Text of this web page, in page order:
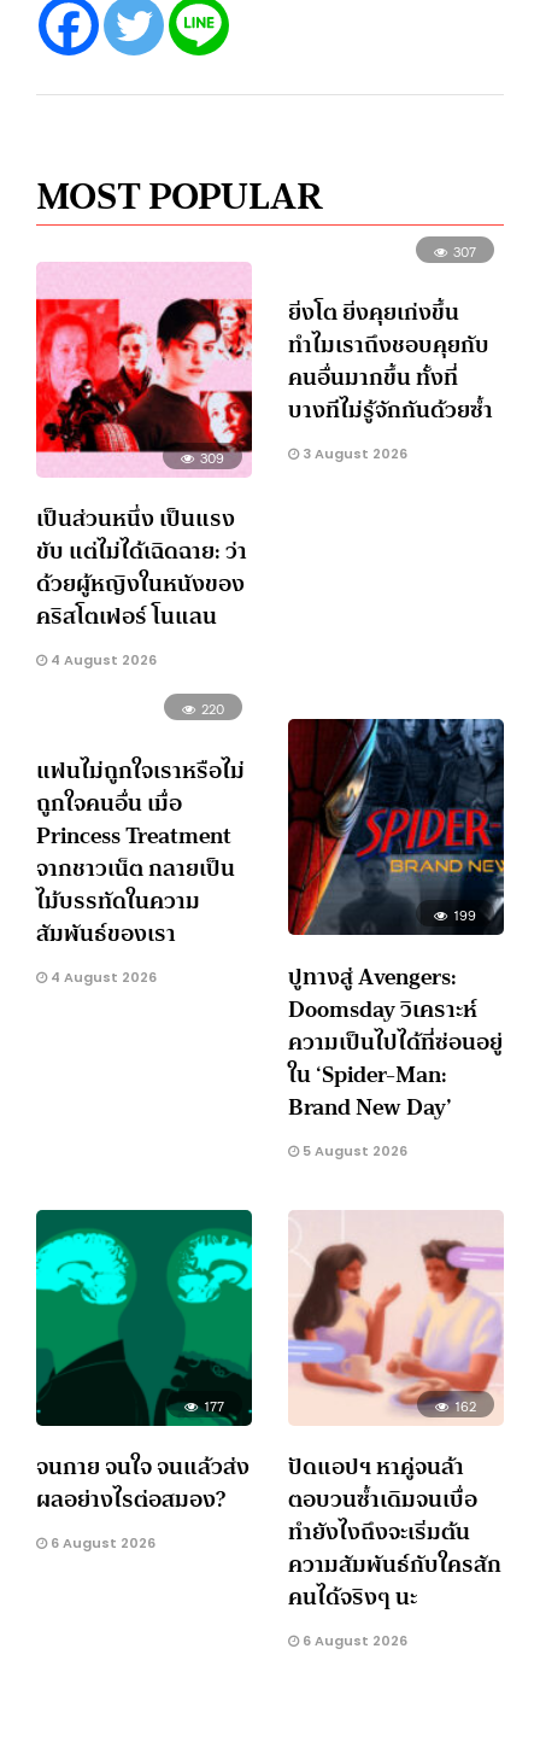
MOST POPULAR
309
เป็นส่วนหนึ่ง เป็นแรง
ขับ แต่ไม่ได้เฉิดฉาย: ว่า
ด้วยผู้หญิงในหนังของ
คริสโตเฟอร์ โนแลน
4 August 2026
307
ยิ่งโต ยิ่งคุยเก่งขึ้น
ทำไมเราถึงชอบคุยกับ
คนอื่นมากขึ้น ทั้งที่
บางทีไม่รู้จักกันด้วยซ้ำ
3 August 2026
220
แฟนไม่ถูกใจเราหรือไม่
ถูกใจคนอื่น เมื่อ
Princess Treatment
จากชาวเน็ต กลายเป็น
ไม้บรรทัดในความ
สัมพันธ์ของเรา
4 August 2026
199
ปูทางสู่ Avengers:
Doomsday วิเคราะห์
ความเป็นไปได้ที่ซ่อนอยู่
ใน ‘Spider-Man:
Brand New Day’
5 August 2026
177
จนกาย จนใจ จนแล้วส่ง
ผลอย่างไรต่อสมอง?
6 August 2026
162
ปัดแอปฯ หาคู่จนล้า
ตอบวนซ้ำเดิมจนเบื่อ
ทำยังไงถึงจะเริ่มต้น
ความสัมพันธ์กับใครสัก
คนได้จริงๆ นะ
6 August 2026